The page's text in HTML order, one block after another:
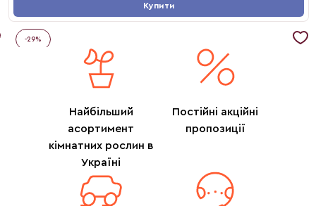
Купити
-29%
Найбільший
асортимент
кімнатних рослин в
Україні
Постійні акційні
пропозиції